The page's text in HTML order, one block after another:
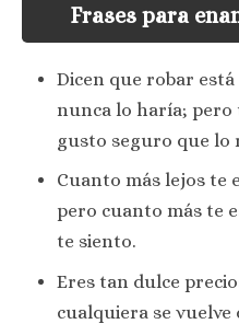
Frases para
Dicen que robar
nunca lo haría; pero
gusto seguro que lo
Cuanto más lejos te
pero cuanto más te
te siento.
Eres tan dulce
cualquiera se vuelve